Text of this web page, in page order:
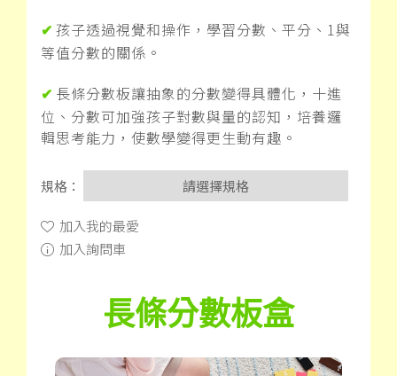
✔ 孩子透過視覺和操作，學習分數、平分、 1與
等值分數的關係。
✔ 長條分數板讓抽象的分數變得具體化，十進
位、分數可加強孩子對數與量的認知，培養邏
輯思考能力，使數學變得更生動有趣。
規格： 請選擇規格
加入我的最愛
加入詢問車
長條分數板盒